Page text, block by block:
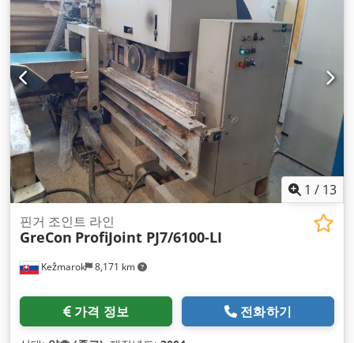
1 / 13
Kežmarok 8,171 km
핀거 조인트 라인
GreCon ProfiJoint PJ7/6100-LI
가격 정보 전화하기